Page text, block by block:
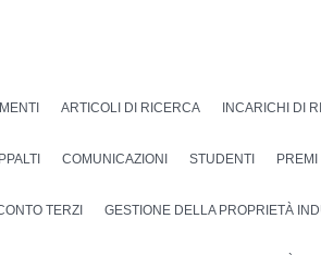
ARTICOLI DI RICERCA INCARICHI DI
COMUNICAZIONI STUDENTI
TERZI GESTIONE DELLA PROPRIETÀ